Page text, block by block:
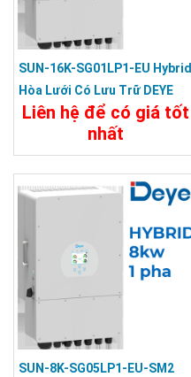
SUN-16K-SG01LP1-EU Hybrid
Hòa Lưới Có Lưu Trữ DEYE
16KW 1 Pha
Liên hệ để có giá tốt
nhất
SUN-8K-SG05LP1-EU-SM2